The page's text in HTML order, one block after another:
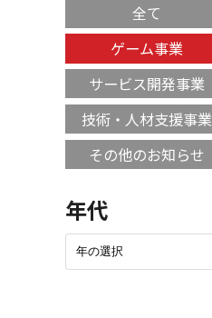
全て
ゲーム事業
サービス開発事業
技術・人材支援事業
その他のお知らせ
年代